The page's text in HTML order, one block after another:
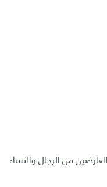
من الرجال والنساء